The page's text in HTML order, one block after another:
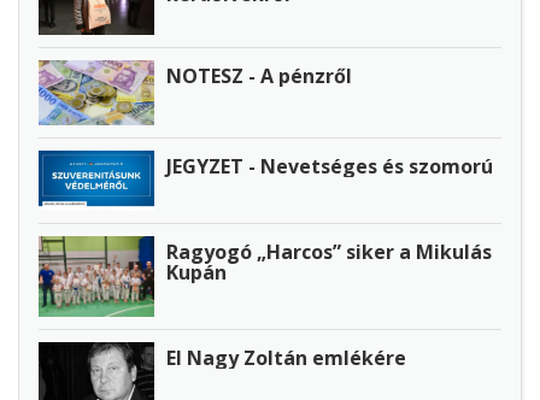
NOTESZ - A pénzről
JEGYZET - Nevetséges és szomorú
Ragyogó „Harcos” siker a Mikulás
Kupán
El Nagy Zoltán emlékére